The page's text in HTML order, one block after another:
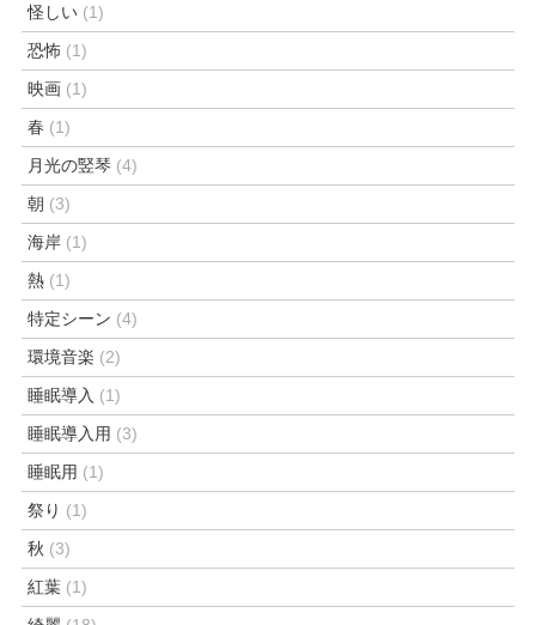
怪しい (1)
恐怖 (1)
映画 (1)
春 (1)
月光の竪琴 (4)
朝 (3)
海岸 (1)
熱 (1)
特定シーン (4)
環境音楽 (2)
睡眠導入 (1)
睡眠導入用 (3)
睡眠用 (1)
祭り (1)
秋 (3)
紅葉 (1)